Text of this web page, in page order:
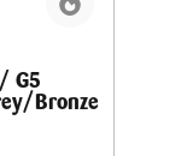
G5
Bronze